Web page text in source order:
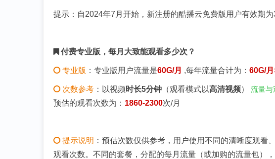
提示：自2024年7月开始，新注册的酷播云免费版用户有效期为
付费专业版，每月大致能观看多少次？
专业版 ：专业版用户流量是60G/月 ,每年流量合计为： 60G/
次数参考 ：以视频 时长5分钟 （观看模式以高清视频） 流量与
预估的观看次数为： 1860-2300次/月
提示说明 ：预估次数仅供参考，用户使用不同的清晰度观看
观看次数。不同的套餐，分配的每月流量（或加购的流量包）